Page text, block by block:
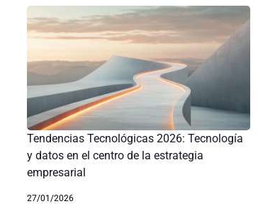
Tendencias Tecnológicas 2026: Tecnología
y datos en el centro de la estrategia
empresarial
27/01/2026